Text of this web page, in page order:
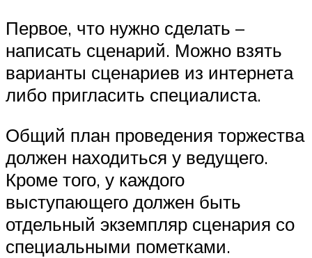
Первое, что нужно сделать –
написать сценарий. Можно взять
варианты сценариев из интернета
либо пригласить специалиста.
Общий план проведения торжества
должен находиться у ведущего.
Кроме того, у каждого
выступающего должен быть
отдельный экземпляр сценария со
специальными пометками.